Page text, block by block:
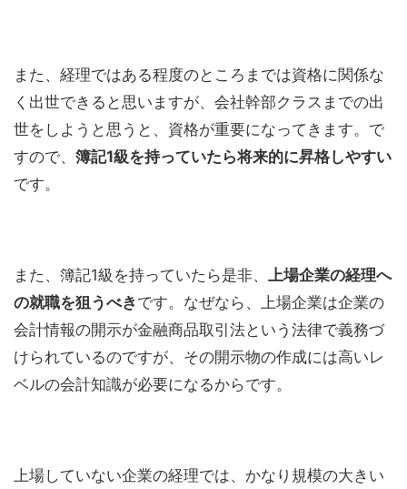
また、経理ではある程度のところまでは資格に関係な
く出世できると思いますが、会社幹部クラスまでの出
世をしようと思うと、資格が重要になってきます。で
すので、 簿記1級を持っていたら将来的に昇格しやすい
です。
また、簿記1級を持っていたら是非、
上場企業の経理へ
の就職を狙うべき です。なぜなら、上場企業は企業の
会計情報の開示が金融商品取引法という法律で義務づ
けられているのですが、その開示物の作成には高いレ
ベルの会計知識が必要になるからです。
上場していない企業の経理では、かなり規模の大きい